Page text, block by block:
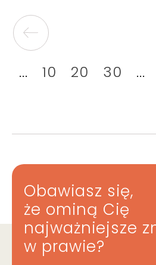
... 10 20 30 ...
Obawiasz się,
że ominą Cię
najważniejsze
w prawie?